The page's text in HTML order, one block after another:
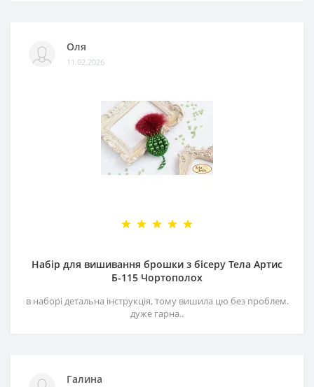
Оля
11.02.2026
Набір для вишивання брошки з бісеру Тела Артис
Б-115 Чортополох
в наборі детальна інструкція, тому вишила цю без проблем.
дуже гарна..
Галина